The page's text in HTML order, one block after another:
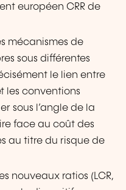
européen CRR de
mécanismes de
sous différentes
le lien entre
les conventions
sous l’angle de la
face au coût des
au titre du risque de
nouveaux ratios (LCR,